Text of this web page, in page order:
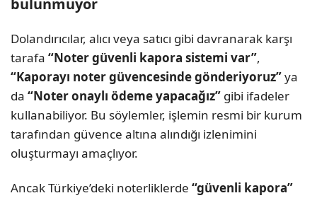
bulunmuyor
Dolandırıcılar, alıcı veya satıcı gibi davranarak karşı
tarafa “Noter güvenli kapora sistemi var”,
“Kaporayı noter güvencesinde gönderiyoruz”ya
da “Noter onaylı ödeme yapacağız” gibi ifadeler
kullanabiliyor. Bu söylemler, işlemin resmi bir kurum
tarafından güvence altına alındığı izlenimini
oluşturmayı amaçlıyor.
Ancak Türkiye’deki noterliklerde “güvenli kapora”